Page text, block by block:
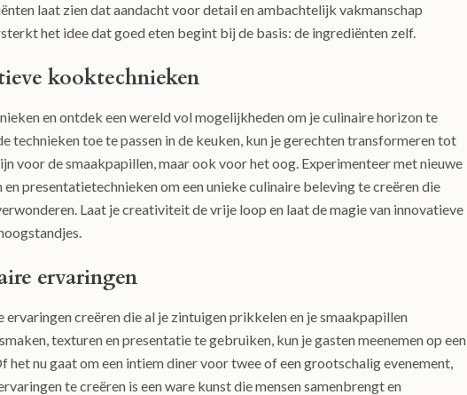
laat zien dat aandacht voor detail en ambachtelijk vakmanschap
het idee dat goed eten begint bij de basis: de ingrediënten zelf.
kooktechnieken
en ontdek een wereld vol mogelijkheden om je culinaire horizon te
technieken toe te passen in de keuken, kun je gerechten transformeren tot
voor de smaakpapillen, maar ook voor het oog. Experimenteer met nieuwe
presentatietechnieken om een unieke culinaire beleving te creëren die
Laat je creativiteit de vrije loop en laat de magie van innovatieve
ervaringen
creëren die al je zintuigen prikkelen en je smaakpapillen
texturen en presentatie te gebruiken, kun je gasten meenemen op een
het nu gaat om een intiem diner voor twee of een grootschalig evenement,
te creëren is een ware kunst die mensen samenbrengt en